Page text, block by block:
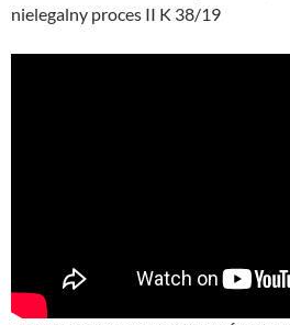
nielegalny proces II K 38/19